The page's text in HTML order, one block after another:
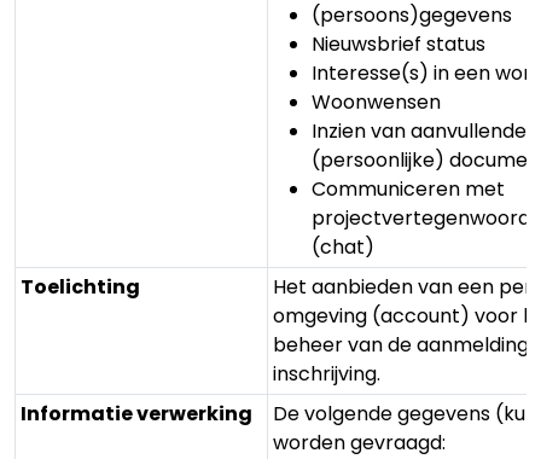
(persoons)gegevens
Nieuwsbrief status
Interesse(s) in een
Woonwensen
Inzien van aanvullende
(persoonlijke)
Communiceren met
(chat)
Toelichting
Het aanbieden van een
omgeving (account) voor
beheer van de aanmelding
inschrijving.
Informatie verwerking
De volgende gegevens
worden gevraagd: